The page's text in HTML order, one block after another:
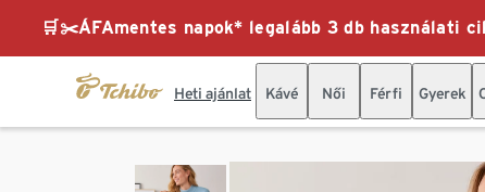
🛒✂️ÁFAmentes napok* legalább 3 db használati
Heti ajánlat Kávé Női Férfi Gyerek